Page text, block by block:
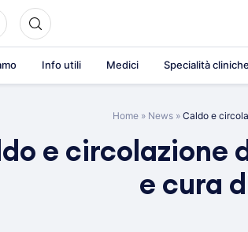
Info utili Medici Specialità cliniche
Home » News » Caldo e
e circolazione
e cura